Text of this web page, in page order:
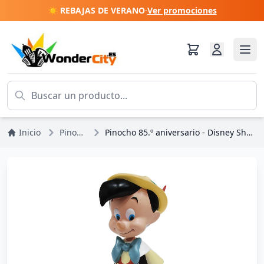
☀️ REBAJAS DE VERANO·Ver promociones
Inicio Pinocho Pinocho 85.º aniversario - Disney Showcase